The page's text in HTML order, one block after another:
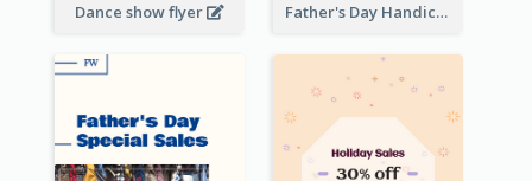
Dance show flyer Father's Day Handicrafts Workshop Flyer